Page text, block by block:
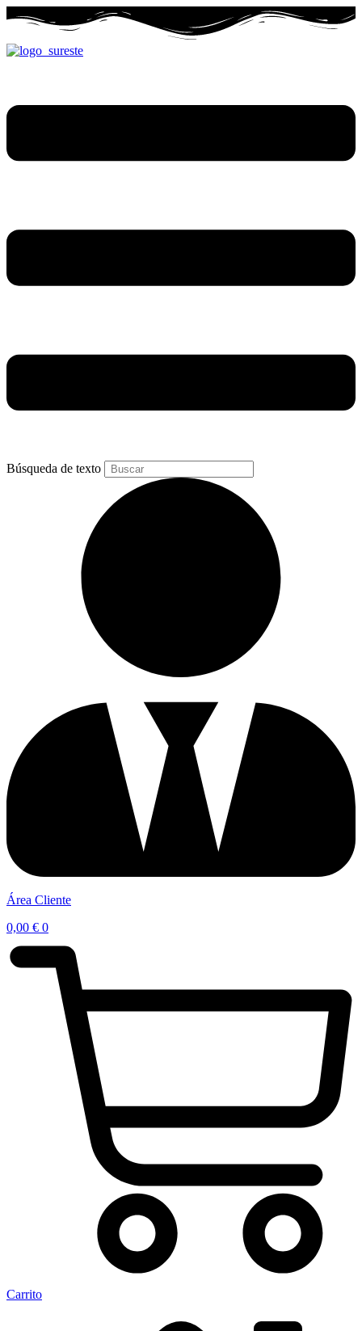
contenido
Búsqueda de texto
Área Cliente
0,00 € 0
Carrito